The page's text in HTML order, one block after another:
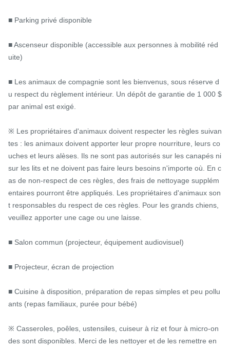
■ Parking privé disponible
■ Ascenseur disponible (accessible aux personnes à mobilité réd
uite)
■ Les animaux de compagnie sont les bienvenus, sous réserve d
u respect du règlement intérieur. Un dépôt de garantie de 1 000 $
par animal est exigé.
※ Les propriétaires d'animaux doivent respecter les règles suivan
tes : les animaux doivent apporter leur propre nourriture, leurs co
uches et leurs alèses. Ils ne sont pas autorisés sur les canapés ni
sur les lits et ne doivent pas faire leurs besoins n'importe où. En c
as de non-respect de ces règles, des frais de nettoyage supplém
entaires pourront être appliqués. Les propriétaires d'animaux son
t responsables du respect de ces règles. Pour les grands chiens,
veuillez apporter une cage ou une laisse.
■ Salon commun (projecteur, équipement audiovisuel)
■ Projecteur, écran de projection
■ Cuisine à disposition, préparation de repas simples et peu pollu
ants (repas familiaux, purée pour bébé)
※ Casseroles, poêles, ustensiles, cuiseur à riz et four à micro-on
des sont disponibles. Merci de les nettoyer et de les remettre en